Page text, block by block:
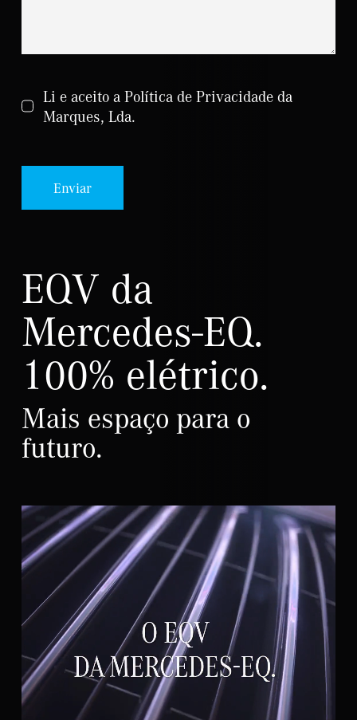
Li e aceito a Política de Privacidade da
Marques, Lda.
Enviar
EQV da
Mercedes-EQ.
100% elétrico.
Mais espaço para o
futuro.